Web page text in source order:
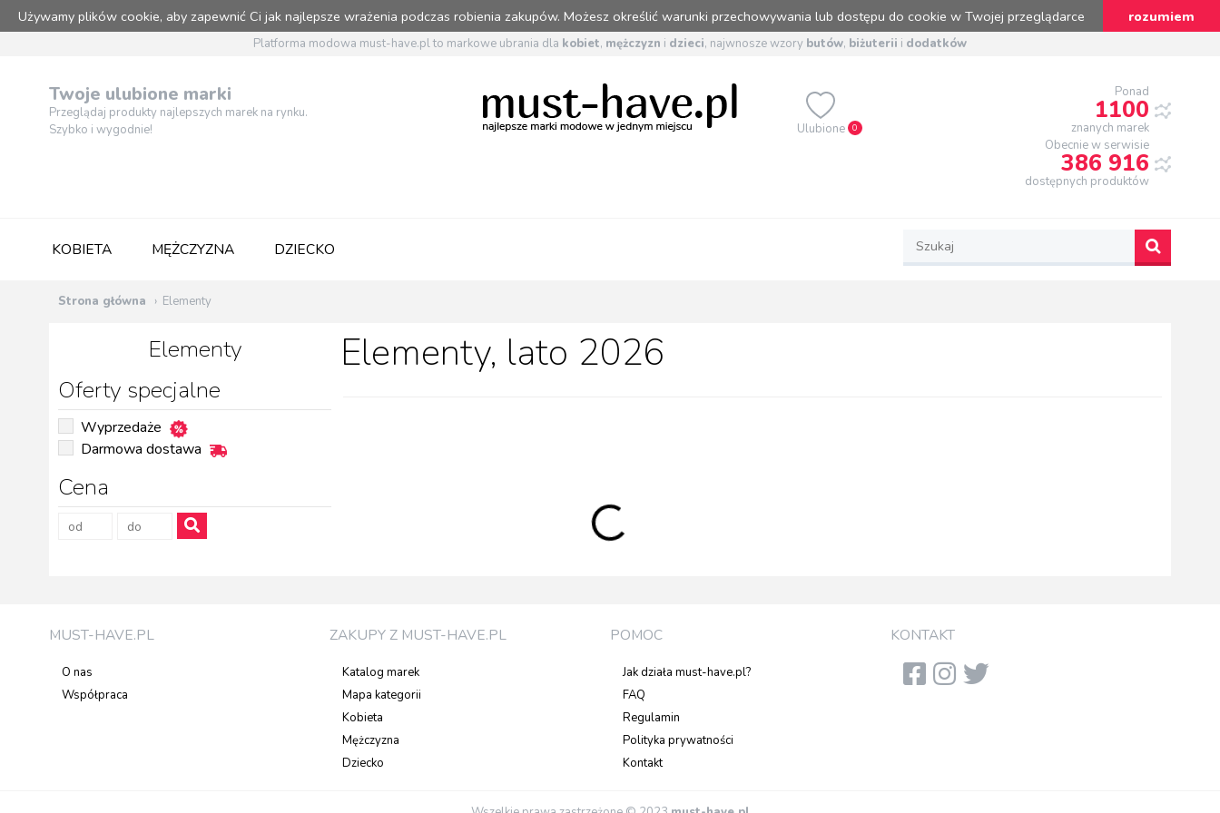
Używamy plików cookie, aby zapewnić Ci jak najlepsze wrażenia podczas robienia zakupów. Możesz określić warunki przechowywania lub dostępu do cookie w Twojej przeglądarce rozumiem
Platforma modowa must-have.pl to markowe ubrania dla kobiet, mężczyzn i dzieci, najwnosze wzory butów, biżuterii i dodatków
Twoje ulubione marki
Przeglądaj produkty najlepszych marek na rynku.
Szybko i wygodnie!
Ulubione 0
Ponad
1100
znanych marek
Obecnie w serwisie
386 916
dostępnych produktów
KOBIETA MĘŻCZYZNA DZIECKO
Strona główna Elementy
Elementy
Oferty specjalne
Wyprzedaże
Darmowa dostawa
Cena
Elementy, lato 2026
MUST-HAVE.PL
O nas
Współpraca
ZAKUPY Z MUST-HAVE.PL
Katalog marek
Mapa kategorii
Kobieta
Mężczyzna
Dziecko
POMOC
Jak działa must-have.pl?
FAQ
Regulamin
Polityka prywatności
Kontakt
KONTAKT